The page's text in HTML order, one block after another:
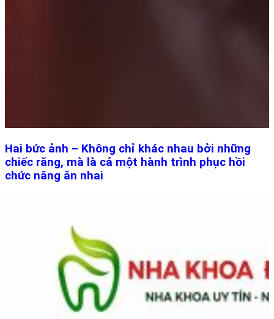
Hai bức ảnh – Không chỉ khác nhau bởi những
chiếc răng, mà là cả một hành trình phục hồi
chức năng ăn nhai